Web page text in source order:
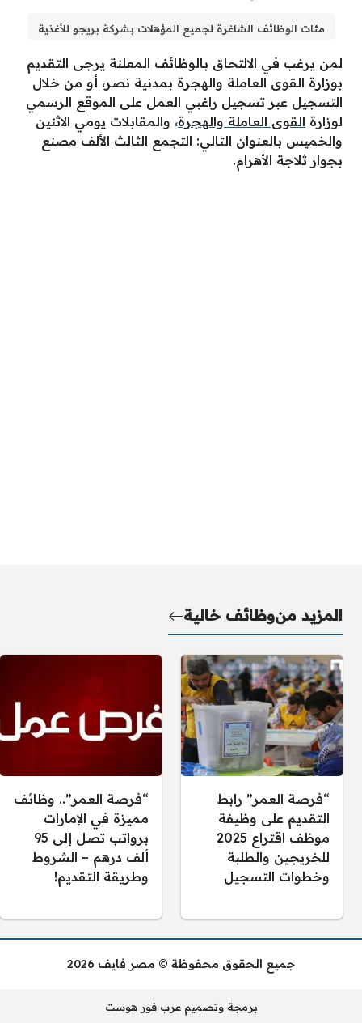
مئات الوظائف الشاغرة لجميع المؤهلات بشركة بريجو للأغذية
لمن يرغب في الالتحاق بالوظائف المعلنة يرجى التقديم
بوزارة القوى العاملة والهجرة بمدنية نصر، أو من خلال
التسجيل عبر تسجيل راغبي العمل على الموقع الرسمي
لوزارة القوى العاملة والهجرة، والمقابلات يومي الاثنين
والخميس بالعنوان التالي: التجمع الثالث الألف مصنع
بجوار ثلاجة الأهرام.
المزيد منوظائف خالية
“فرصة العمر” رابط
التقديم على وظيفة
موظف اقتراع 2025
للخريجين والطلبة
وخطوات التسجيل
“فرصة العمر”.. وظائف
مميزة في الإمارات
برواتب تصل إلى 95
ألف درهم – الشروط
وطريقة التقديم!
جميع الحقوق محفوظة © مصر فايف 2026
برمجة وتصميم عرب فور هوست